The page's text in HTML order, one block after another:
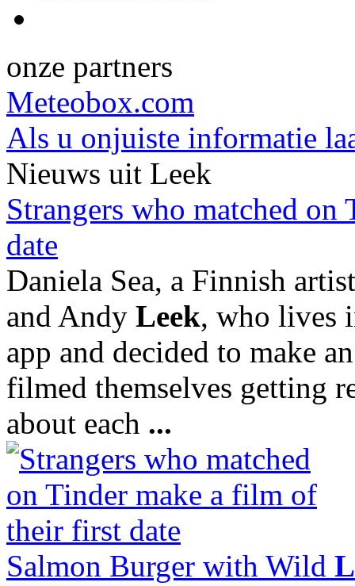
onze partners
Meteobox.com
Als u onjuiste informatie
Nieuws uit Leek
Strangers who matched
date
Daniela Sea, a Finnish
and Andy Leek, who lives
app and decided to make
filmed themselves getting
about each ...
Salmon Burger with Wild